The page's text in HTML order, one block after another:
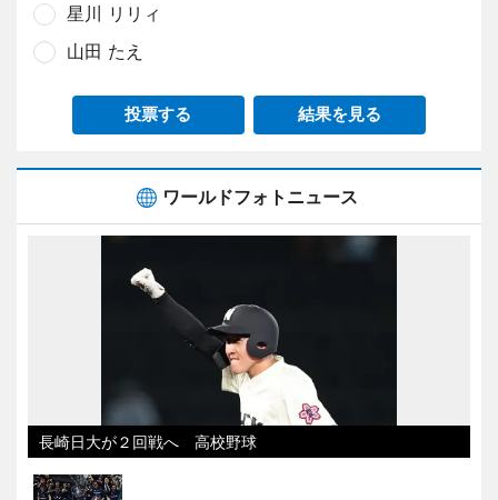
星川 リリィ
山田 たえ
投票する 結果を見る
ワールドフォトニュース
長崎日大が２回戦へ 高校野球